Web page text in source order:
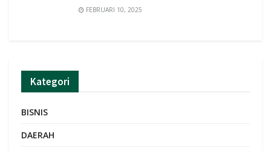
FEBRUARI 10, 2025
Kategori
BISNIS
DAERAH